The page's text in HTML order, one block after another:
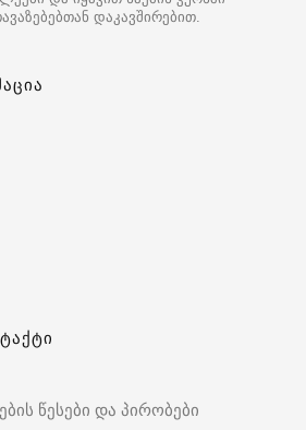
დაკავშირებით.
წესები და პირობები